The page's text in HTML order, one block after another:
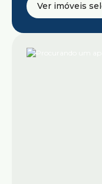
Ver imóveis